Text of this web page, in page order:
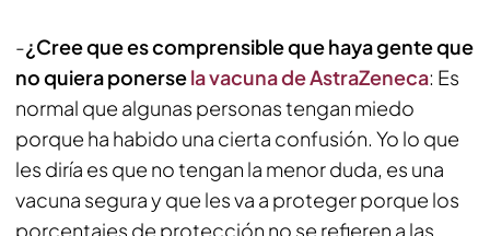
-¿Cree que es comprensible que haya gente que
no quiera ponersela vacuna de AstraZeneca: Es
normal que algunas personas tengan miedo
porque ha habido una cierta confusión. Yo lo que
les diría es que no tengan la menor duda, es una
vacuna segura y que les va a proteger porque los
porcentajes de protección no se refieren a las